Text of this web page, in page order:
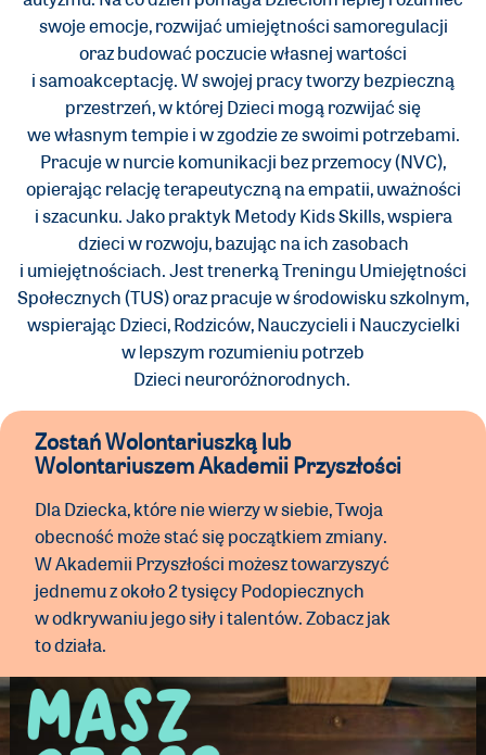
swoje emocje, rozwijać umiejętności samoregulacji
oraz budować poczucie własnej wartości
i samoakceptację. W swojej pracy tworzy bezpieczną
przestrzeń, w której Dzieci mogą rozwijać się
we własnym tempie i w zgodzie ze swoimi potrzebami.
Pracuje w nurcie komunikacji bez przemocy (NVC),
opierając relację terapeutyczną na empatii, uważności
i szacunku. Jako praktyk Metody Kids Skills, wspiera
dzieci w rozwoju, bazując na ich zasobach
i umiejętnościach. Jest trenerką Treningu Umiejętności
Społecznych (TUS) oraz pracuje w środowisku szkolnym,
wspierając Dzieci, Rodziców, Nauczycieli i Nauczycielki
w lepszym rozumieniu potrzeb
Dzieci neuroróżnorodnych.
Zostań Wolontariuszką lub
Wolontariuszem Akademii Przyszłości
Dla Dziecka, które nie wierzy w siebie, Twoja
obecność może stać się początkiem zmiany.
W Akademii Przyszłości możesz towarzyszyć
jednemu z około 2 tysięcy Podopiecznych
w odkrywaniu jego siły i talentów. Zobacz jak
to działa.